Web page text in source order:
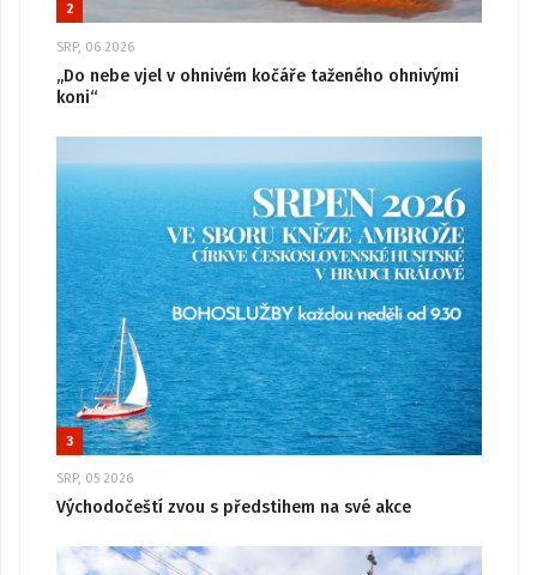
2
SRP, 06 2026
„Do nebe vjel v ohnivém kočáře taženého ohnivými
koni“
3
SRP, 05 2026
Východočeští zvou s předstihem na své akce